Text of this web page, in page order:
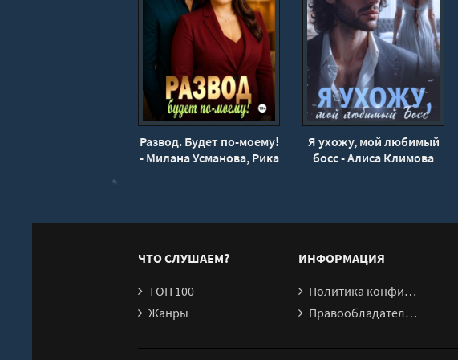
Развод. Будет по-моему!
- Милана Усманова, Рика
Я ухожу, мой любимый
босс - Алиса Климова
ЧТО СЛУШАЕМ?
ТОП 100
Жанры
ИНФОРМАЦИЯ
Политика конфиденциальности
Правообладателям